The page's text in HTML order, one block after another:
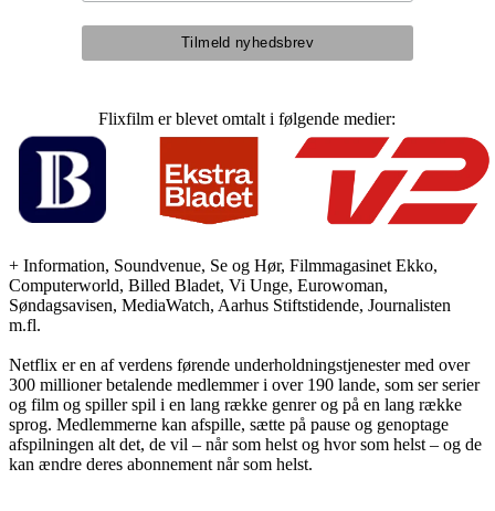
Flixfilm er blevet omtalt i følgende medier:
+ Information, Soundvenue, Se og Hør, Filmmagasinet Ekko,
Computerworld, Billed Bladet, Vi Unge, Eurowoman,
Søndagsavisen, MediaWatch, Aarhus Stiftstidende, Journalisten
m.fl.
Netflix er en af verdens førende underholdningstjenester med over
300 millioner betalende medlemmer i over 190 lande, som ser serier
og film og spiller spil i en lang række genrer og på en lang række
sprog. Medlemmerne kan afspille, sætte på pause og genoptage
afspilningen alt det, de vil – når som helst og hvor som helst – og de
kan ændre deres abonnement når som helst.